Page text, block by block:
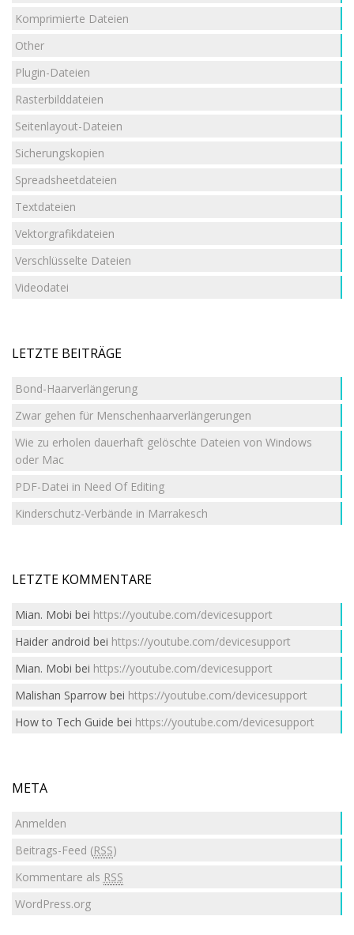
Komprimierte Dateien
Other
Plugin-Dateien
Rasterbilddateien
Seitenlayout-Dateien
Sicherungskopien
Spreadsheetdateien
Textdateien
Vektorgrafikdateien
Verschlüsselte Dateien
Videodatei
LETZTE BEITRÄGE
Bond-Haarverlängerung
Zwar gehen für Menschenhaarverlängerungen
Wie zu erholen dauerhaft gelöschte Dateien von Windows
oder Mac
PDF-Datei in Need Of Editing
Kinderschutz-Verbände in Marrakesch
LETZTE KOMMENTARE
Mian. Mobi bei https://youtube.com/devicesupport
Haider android bei https://youtube.com/devicesupport
Mian. Mobi bei https://youtube.com/devicesupport
Malishan Sparrowbei https://youtube.com/devicesupport
How to Tech Guide bei https://youtube.com/devicesupport
META
Anmelden
Beitrags-Feed (RSS)
Kommentare als RSS
WordPress.org